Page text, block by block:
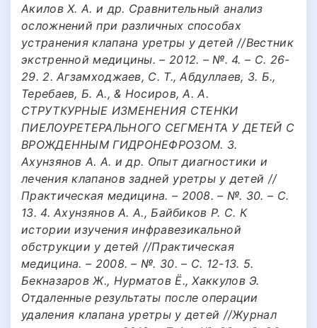
Акилов Х. А. и др. Сравнительный анализ
осложнений при различных способах
устранения клапана уретры у детей //Вестник
экстренной медицины. – 2012. – №. 4. – С. 26-
29. 2. Агзамходжаев, С. Т., Абдуллаев, З. Б.,
Теребаев, Б. А., & Носиров, А. А.
СТРУТКУРНЫЕ ИЗМЕНЕНИЯ СТЕНКИ
ПИЕЛОУРЕТЕРАЛЬНОГО СЕГМЕНТА У ДЕТЕЙ С
ВРОЖДЕННЫМ ГИДРОНЕФРОЗОМ. 3.
Ахунзянов А. А. и др. Опыт диагностики и
лечения клапанов задней уретры у детей //
Практическая медицина. – 2008. – №. 30. – С.
13. 4. Ахунзянов А. А., Байбиков Р. С. К
истории изучения инфравезикальной
обструкции у детей //Практическая
медицина. – 2008. – №. 30. – С. 12-13. 5.
Бекназаров Ж., Нурматов Ё., Хаккулов Э.
Отдаленные результаты после операции
удаления клапана уретры у детей //Журнал